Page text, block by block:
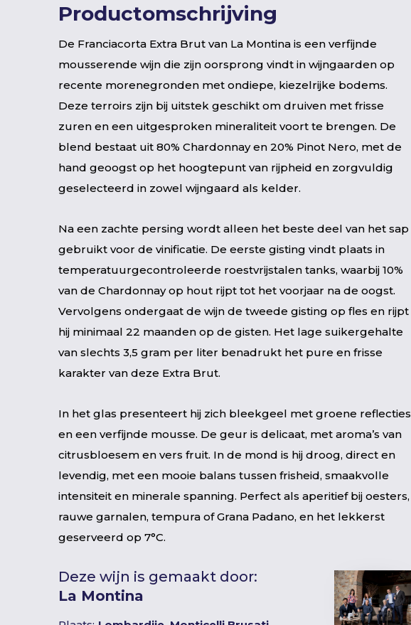
Productomschrijving
De Franciacorta Extra Brut van La Montina is een verfijnde
mousserende wijn die zijn oorsprong vindt in wijngaarden op
recente morenegronden met ondiepe, kiezelrijke bodems.
Deze terroirs zijn bij uitstek geschikt om druiven met frisse
zuren en een uitgesproken mineraliteit voort te brengen. De
blend bestaat uit 80% Chardonnay en 20% Pinot Nero, met de
hand geoogst op het hoogtepunt van rijpheid en zorgvuldig
geselecteerd in zowel wijngaard als kelder.
Na een zachte persing wordt alleen het beste deel van het sap
gebruikt voor de vinificatie. De eerste gisting vindt plaats in
temperatuurgecontroleerde roestvrijstalen tanks, waarbij 10%
van de Chardonnay op hout rijpt tot het voorjaar na de oogst.
Vervolgens ondergaat de wijn de tweede gisting op fles en rijpt
hij minimaal 22 maanden op de gisten. Het lage suikergehalte
van slechts 3,5 gram per liter benadrukt het pure en frisse
karakter van deze Extra Brut.
In het glas presenteert hij zich bleekgeel met groene reflecties
en een verfijnde mousse. De geur is delicaat, met aroma’s van
citrusbloesem en vers fruit. In de mond is hij droog, direct en
levendig, met een mooie balans tussen frisheid, smaakvolle
intensiteit en minerale spanning. Perfect als aperitief bij oesters,
rauwe garnalen, tempura of Grana Padano, en het lekkerst
geserveerd op 7°C.
Deze wijn is gemaakt door:
La Montina